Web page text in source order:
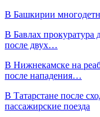
В Башкирии
В Бавлах прокуратура
после двух…
В Нижнекамске на
после нападения…
В Татарстане после
пассажирские поезда